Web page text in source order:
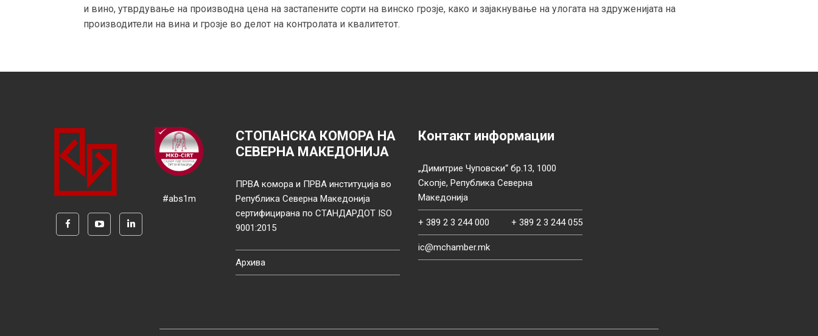
и вино, утврдување на производна цена на застапените сорти на винско грозје, како и зајакнување на улогата на здруженијата на
производители на вина и грозје во делот на контролата и квалитетот.
#abs1m
СТОПАНСКА КОМОРА НА
СЕВЕРНА МАКЕДОНИЈА
ПРВА комора и ПРВА институција во
Република Северна Македонија
сертифицирана по СТАНДАРДОТ ISO
9001:2015
Архива
Контакт информации
„Димитрие Чуповски“ бр.13, 1000
Скопје, Република Северна
Македонија
+ 389 2 3 244 000 + 389 2 3 244 055
ic@mchamber.mk